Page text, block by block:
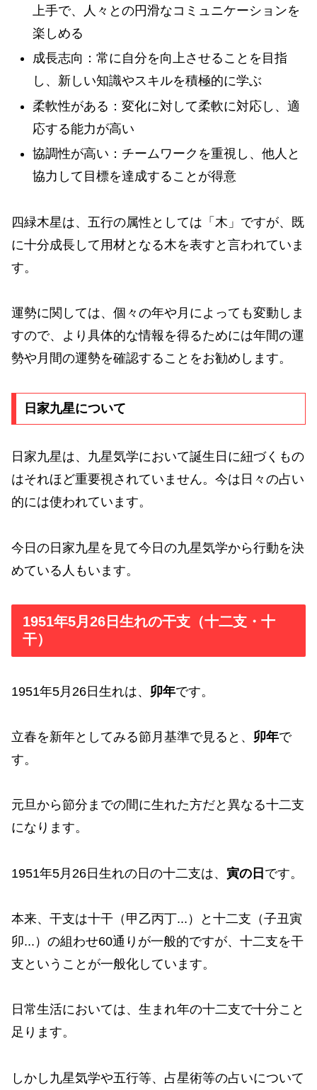
上手で、人々との円滑なコミュニケーションを
楽しめる
成長志向：常に自分を向上させることを目指
し、新しい知識やスキルを積極的に学ぶ
柔軟性がある：変化に対して柔軟に対応し、適
応する能力が高い
協調性が高い：チームワークを重視し、他人と
協力して目標を達成することが得意
四緑木星は、五行の属性としては「木」ですが、既
に十分成長して用材となる木を表すと言われていま
す。
運勢に関しては、個々の年や月によっても変動しま
すので、より具体的な情報を得るためには年間の運
勢や月間の運勢を確認することをお勧めします。
日家九星について
日家九星は、九星気学において誕生日に紐づくもの
はそれほど重要視されていません。今は日々の占い
的には使われています。
今日の日家九星を見て今日の九星気学から行動を決
めている人もいます。
1951年5月26日生れの干支（十二支・十
干）
1951年5月26日生れは、 卯年です。
立春を新年としてみる節月基準で見ると、 卯年で
す。
元旦から節分までの間に生れた方だと異なる十二支
になります。
1951年5月26日生れの日の十二支は、 寅の日 です。
本来、干支は十干（甲乙丙丁...）と十二支（子丑寅
卯...）の組わせ60通りが一般的ですが、十二支を干
支ということが一般化しています。
日常生活においては、生まれ年の十二支で十分こと
足ります。
しかし九星気学や五行等、占星術等の占いについて